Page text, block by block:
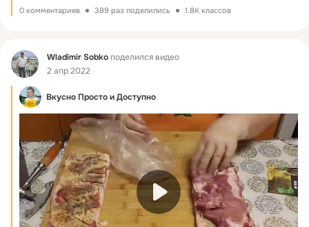
0 комментариев 389 раз поделились 1.8K классов
Фид Wladimir Sobkoподелился видео
2 апр 2022
Вкусно Просто и Доступно